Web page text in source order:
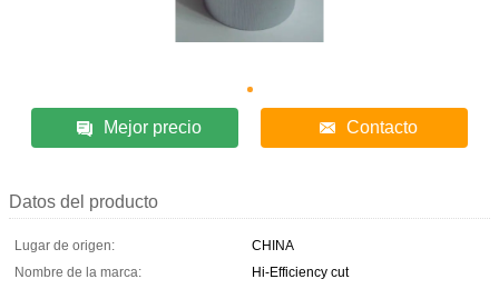
Mejor precio Contacto
Datos del producto
Lugar de origen:
CHINA
Nombre de la marca:
Hi-Efficiency cut